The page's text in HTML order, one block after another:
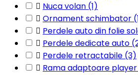
 Nuca volan (1)
 Ornament schimbator
 Perdele auto din folie
 Perdele dedicate auto
 Perdele retractabile (3)
 Rama adaptoare player